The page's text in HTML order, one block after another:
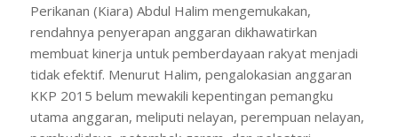
Perikanan (Kiara) Abdul Halim mengemukakan,
rendahnya penyerapan anggaran dikhawatirkan
membuat kinerja untuk pemberdayaan rakyat menjadi
tidak efektif. Menurut Halim, pengalokasian anggaran
KKP 2015 belum mewakili kepentingan pemangku
utama anggaran, meliputi nelayan, perempuan nelayan,